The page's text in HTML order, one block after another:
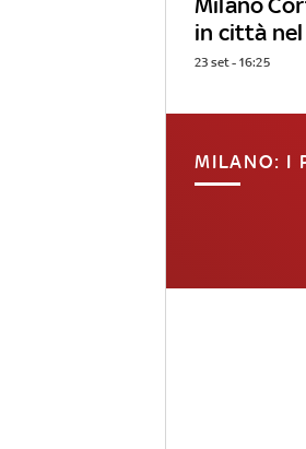
in città
23 set - 16:25
MILANO: I